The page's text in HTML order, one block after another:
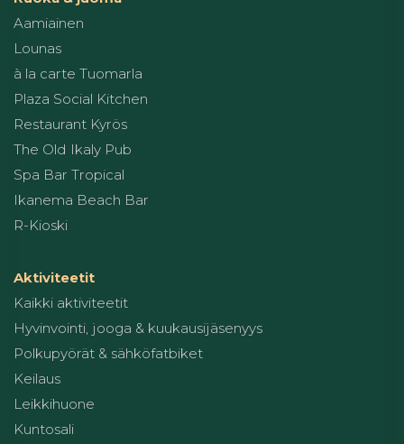
Aamiainen
Lounas
à la carte Tuomarla
Plaza Social Kitchen
Restaurant Kyrös
The Old Ikaly Pub
Spa Bar Tropical
Ikanema Beach Bar
R-Kioski
Aktiviteetit
Kaikki aktiviteetit
Hyvinvointi, jooga & kuukausijäsenyys
Polkupyörät & sähköfatbiket
Keilaus
Leikkihuone
Kuntosali